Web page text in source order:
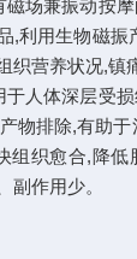
场兼振动按
,利用生物磁振
养状况,镇痛作
于人体深层受
物排除,有助于
组织愈合,降低
作用少。